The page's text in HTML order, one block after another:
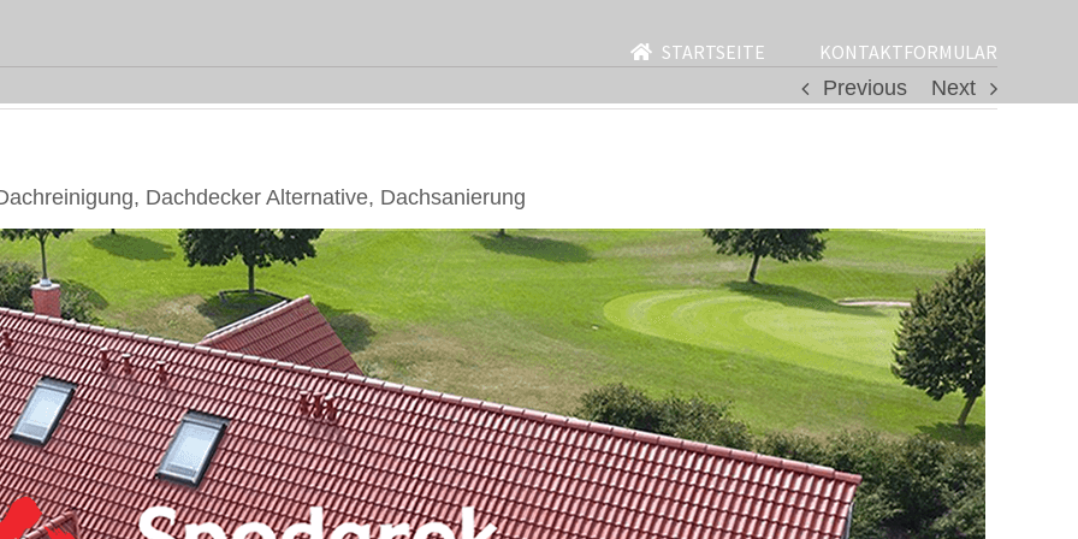
STARTSEITE
KONTAKTFORMULAR
Previous
Next
Dachdecker Alternative, Dachsanierung